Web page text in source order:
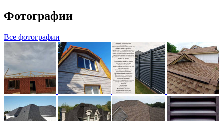
Фотографии
Все фотографии